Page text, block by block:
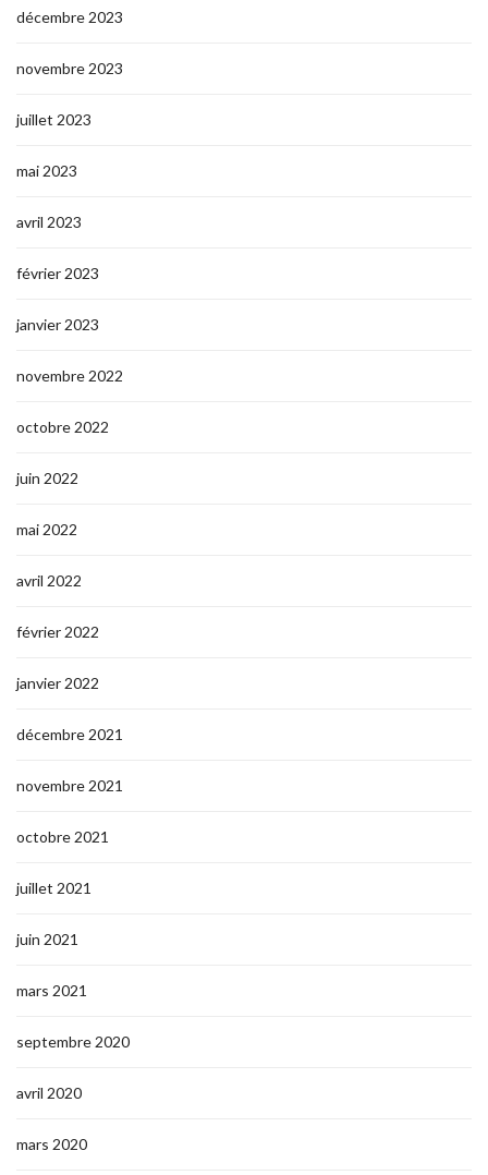
décembre 2023
novembre 2023
juillet 2023
mai 2023
avril 2023
février 2023
janvier 2023
novembre 2022
octobre 2022
juin 2022
mai 2022
avril 2022
février 2022
janvier 2022
décembre 2021
novembre 2021
octobre 2021
juillet 2021
juin 2021
mars 2021
septembre 2020
avril 2020
mars 2020